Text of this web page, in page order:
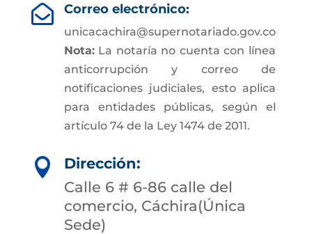
 Correo electrónico:
unicacachira@supernotariado.gov.co
Nota:La notaría no cuenta con línea
anticorrupción y correo de
notificaciones judiciales, esto aplica
para entidades públicas, según el
artículo 74 de la Ley 1474 de 2011.

Dirección:
Calle 6 # 6-86 calle del
comercio, Cáchira(Única
Sede)